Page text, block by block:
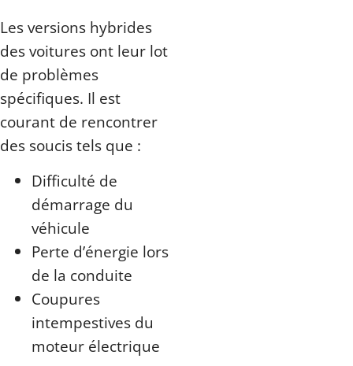
Les versions hybrides
des voitures ont leur lot
de problèmes
spécifiques. Il est
courant de rencontrer
des soucis tels que :
Difficulté de
démarrage du
véhicule
Perte d’énergie lors
de la conduite
Coupures
intempestives du
moteur électrique